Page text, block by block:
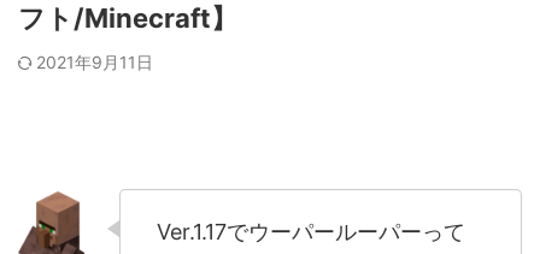
フト/Minecraft】
2021年9月11日
Ver.1.17でウーパールーパーって